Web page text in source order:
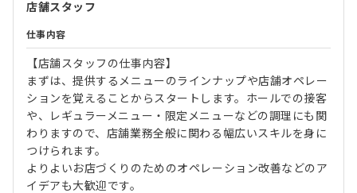
店舗スタッフ
仕事内容
【店舗スタッフの仕事内容】
まずは、提供するメニューのラインナップや店舗オペレー
ションを覚えることからスタートします。ホールでの接客
や、レギュラーメニュー・限定メニューなどの調理にも関
わりますので、店舗業務全般に関わる幅広いスキルを身に
つけられます。
よりよいお店づくりのためのオペレーション改善などのア
イデアも大歓迎です。